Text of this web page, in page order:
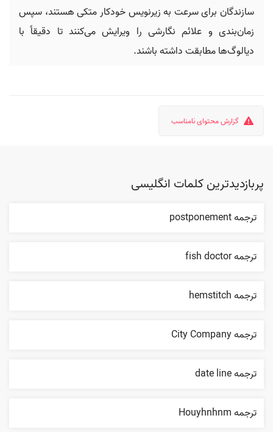
سازندگان برای سرعت به زیرنویس خودکار متکی هستند، سپس
زمان‌بندی و علائم نگارشی را ویرایش می‌کنند تا دقیقاً با
دیالوگ‌ها مطابقت داشته باشند.
گزارش محتوای نامناسب
پربازدیدترین کلمات انگلیسی
ترجمه postponement
ترجمه fish doctor
ترجمه hemstitch
ترجمه City Company
ترجمه date line
ترجمه Houyhnhnm